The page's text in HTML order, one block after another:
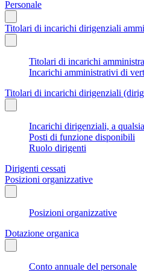
Personale
Titolari di incarichi dirigenziali
Titolari di incarichi
Incarichi amministrativi di
Titolari di incarichi dirigenziali
Incarichi dirigenziali, a
Posti di funzione disponibili
Ruolo dirigenti
Dirigenti cessati
Posizioni organizzative
Posizioni organizzative
Dotazione organica
Conto annuale del personale